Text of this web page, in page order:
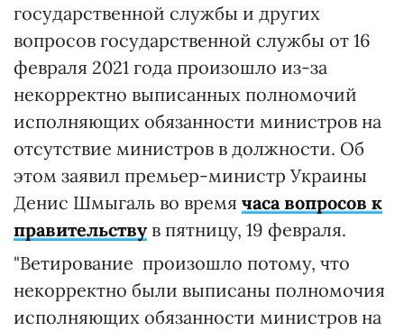
государственной службы и других
вопросов государственной службы от 16
февраля 2021 года произошло из-за
некорректно выписанных полномочий
исполняющих обязанности министров на
отсутствие министров в должности. Об
этом заявил премьер-министр Украины
Денис Шмыгаль во время часа вопросов к
правительству в пятницу, 19 февраля.
"Ветирование произошло потому, что
некорректно были выписаны полномочия
исполняющих обязанности министров на